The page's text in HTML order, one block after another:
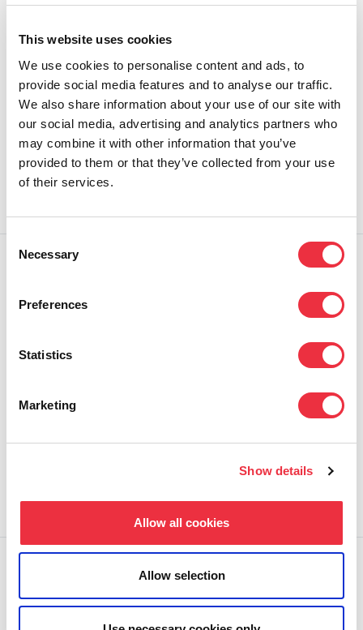
This website uses cookies
We use cookies to personalise content and ads, to
provide social media features and to analyse our traffic.
We also share information about your use of our site with
our social media, advertising and analytics partners who
may combine it with other information that you’ve
provided to them or that they’ve collected from your use
of their services.
Selection
Necessary
Preferences
Statistics
Marketing
Show details
Allow all cookies
Allow selection
TALLENNE: Kaikki tapahtumista(ni): Tapahtumasta
ilmiöksi – näin rakennat yhteisöllisen elämyksen
04.06.2026
TALLENNE: Kaikki tapahtumista(ni):